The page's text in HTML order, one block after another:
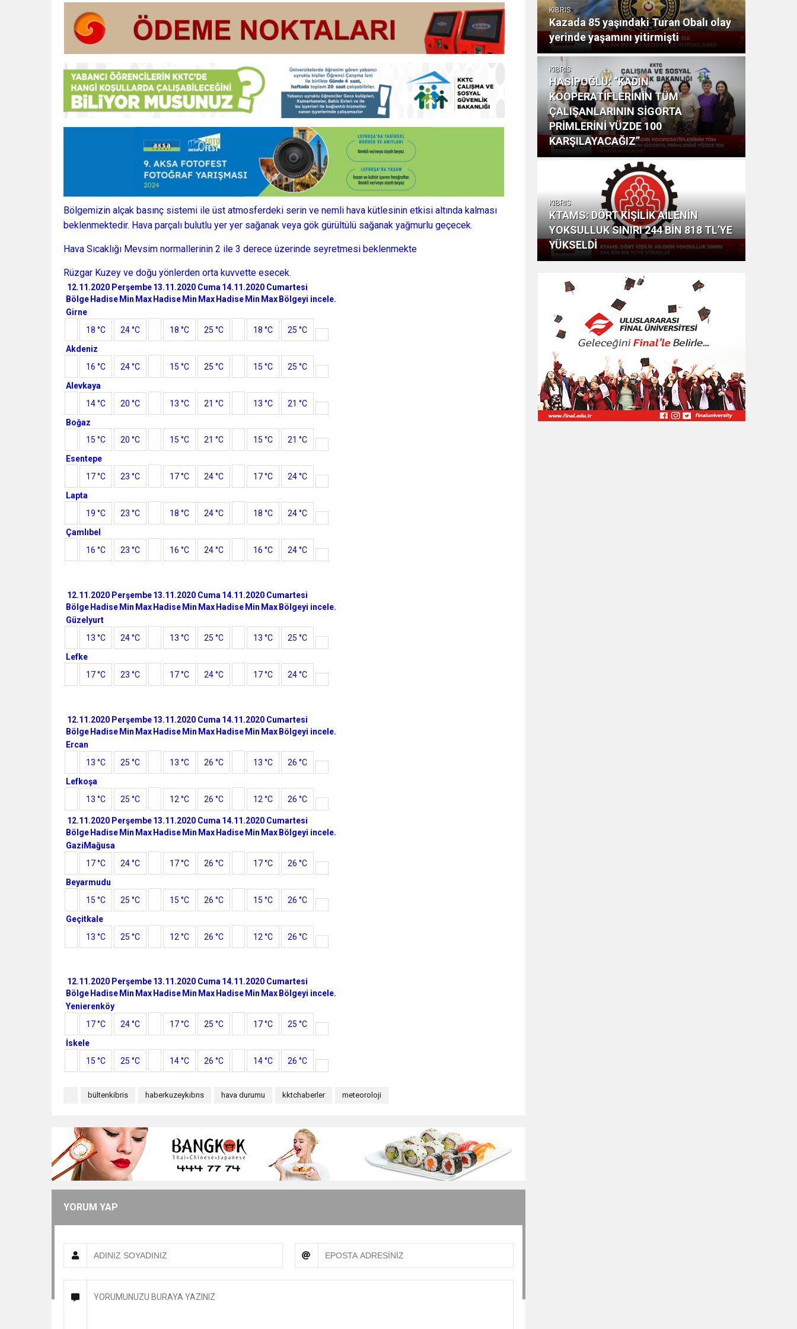
Bölgemizin alçak basınç sistemi ile üst atmosferdeki serin ve nemli hava kütlesinin etkisi altında kalması
beklenmektedir. Hava parçalı bulutlu yer yer sağanak veya gök gürültülü sağanak yağmurlu geçecek.
Hava Sıcaklığı Mevsim normallerinin 2 ile 3 derece üzerinde seyretmesi beklenmekte
Rüzgar Kuzey ve doğu yönlerden orta kuvvette esecek.
12.11.2020 Perşembe13.11.2020 Cuma 14.11.2020 Cumartesi
Bölge Hadise Min Max Hadise Min Max Hadise Min Max Bölgeyi incele.
Girne
18 °C
24 °C 18 °C 25 °C 18 °C
25 °C
Akdeniz
16 °C
24 °C 15 °C 25 °C 15 °C
25 °C
Alevkaya
14 °C
20 °C 13 °C 21 °C 13 °C
21 °C
Boğaz
15 °C
20 °C 15 °C 21 °C 15 °C
21 °C
Esentepe
17 °C
23 °C 17 °C 24 °C 17 °C
24 °C
Lapta
19 °C
23 °C 18 °C 24 °C 18 °C
24 °C
Çamlıbel
16 °C
23 °C 16 °C 24 °C 16 °C 24 °C
12.11.2020 Perşembe13.11.2020 Cuma 14.11.2020 Cumartesi
Bölge Hadise Min Max Hadise Min Max Hadise Min Max Bölgeyi incele.
Güzelyurt
13 °C
24 °C 13 °C 25 °C 13 °C
25 °C
Lefke
17 °C
23 °C 17 °C 24 °C 17 °C 24 °C
12.11.2020 Perşembe13.11.2020 Cuma 14.11.2020 Cumartesi
Bölge Hadise Min Max Hadise Min Max Hadise Min Max Bölgeyi incele.
Ercan
13 °C
25 °C 13 °C 26 °C 13 °C
26 °C
Lefkoşa
13 °C
25 °C 12 °C 26 °C 12 °C 26 °C
12.11.2020 Perşembe13.11.2020 Cuma 14.11.2020 Cumartesi
Bölge Hadise Min Max Hadise Min Max Hadise Min Max Bölgeyi incele.
GaziMağusa
17 °C
24 °C 17 °C 26 °C 17 °C
26 °C
Beyarmudu
15 °C
25 °C 15 °C 26 °C 15 °C
26 °C
Geçitkale
13 °C
25 °C 12 °C 26 °C 12 °C 26 °C
12.11.2020 Perşembe13.11.2020 Cuma 14.11.2020 Cumartesi
Bölge Hadise Min Max Hadise Min Max Hadise Min Max Bölgeyi incele.
Yenierenköy
17 °C
24 °C 17 °C 25 °C 17 °C
25 °C
İskele
15 °C
25 °C 14 °C 26 °C 14 °C 26 °C
bültenkibris haberkuzeykıbrıs hava durumu kktchaberler meteoroloji
YORUM YAP
KIBRIS
Kazada 85 yaşındaki Turan Obalı olay
yerinde yaşamını yitirmişti
KIBRIS
HASİPOĞLU: “KADIN
KOOPERATİFLERİNİN TÜM
ÇALIŞANLARININ SİGORTA
PRİMLERİNİ YÜZDE 100
KARŞILAYACAĞIZ”
KIBRIS
KTAMS: DÖRT KİŞİLİK AİLENİN
YOKSULLUK SINIRI 244 BİN 818 TL’YE
YÜKSELDİ